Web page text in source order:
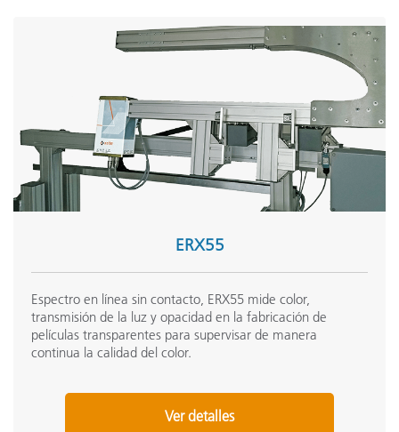
ERX55
Espectro en línea sin contacto, ERX55 mide color,
transmisión de la luz y opacidad en la fabricación de
películas transparentes para supervisar de manera
continua la calidad del color.
Ver detalles